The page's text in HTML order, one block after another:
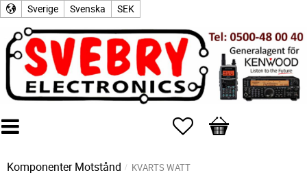
Sverige Svenska SEK
Favoriter
Kundvagn
Komponenter Motstånd KVARTS WATT